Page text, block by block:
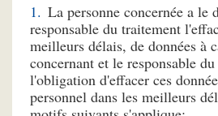
La personne concernée a le
responsable du traitement
meilleurs délais, de données à
concernant et le responsable
l'obligation d'effacer ces
personnel dans les meilleurs